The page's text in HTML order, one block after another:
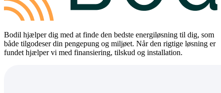
Bodil hjælper dig med at finde den bedste energiløsning til dig, som
både tilgodeser din pengepung og miljøet. Når den rigtige løsning er
fundet hjælper vi med finansiering, tilskud og installation.